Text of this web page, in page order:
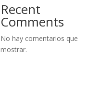
Recent
Comments
No hay comentarios que
mostrar.